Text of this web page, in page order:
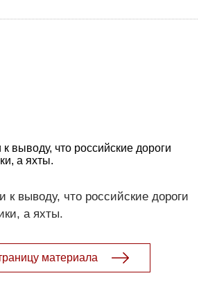
выводу, что российские дороги
а яхты.
к выводу, что российские дороги
а яхты.
материала